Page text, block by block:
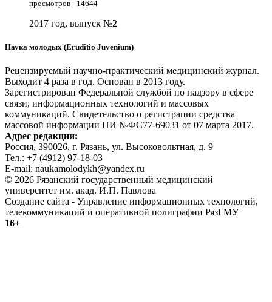
просмотров - 14644
2017 год, выпуск №2
Наука молодых (Eruditio Juvenium)
Рецензируемый научно-практический медицинский журнал.
Выходит 4 раза в год. Основан в 2013 году.
Зарегистрирован Федеральной службой по надзору в сфере
связи, информационных технологий и массовых
коммуникаций. Свидетельство о регистрации средства
массовой информации ПИ №ФС77-69031 от 07 марта 2017.
Адрес редакции:
Россия, 390026, г. Рязань, ул. Высоковольтная, д. 9
Тел.: +7 (4912) 97-18-03
E-mail: naukamolodykh@yandex.ru
© 2026 Рязанский государственный медицинский
университет им. акад. И.П. Павлова
Создание сайта - Управление информационных технологий,
телекоммуникаций и оперативной полиграфии РязГМУ
16+